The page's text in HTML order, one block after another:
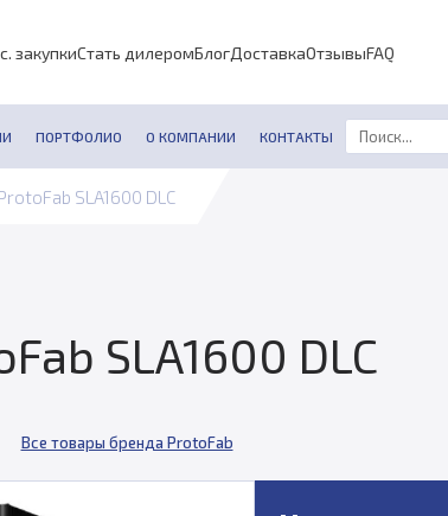
закупкиСтать дилеромБлогДоставкаОтзывыFAQ
ПОРТФОЛИО О КОМПАНИИ КОНТАКТЫ
SLA1600 DLC
SLA1600 DLC
Все товары бренда ProtoFab